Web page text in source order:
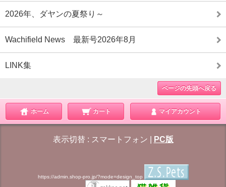
2026年、ダヤンの夏祭り～
Wachifield News 最新号2026年8月
LINK集
ページの先頭へ戻る
ホーム カート マイアカウント
表示切替 : スマートフォン PC版
https://admin.shop-pro.jp/?mode=design_top